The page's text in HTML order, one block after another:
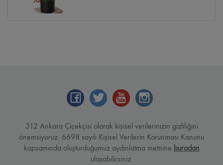
312 Ankara Çiçekçisi olarak kişisel verilerinizin gizliliğini
önemsiyoruz. 6698 sayılı Kişisel Verilerin Korunması Kanunu
kapsamında oluşturduğumuz aydınlatma metnine buradan
ulaşabilirsiniz.